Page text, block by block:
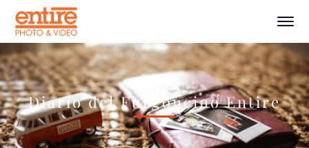
Diario del Furgoncino Entire